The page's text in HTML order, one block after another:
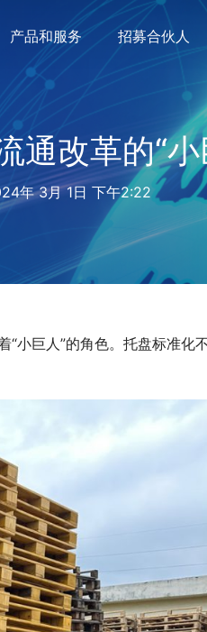
产品和服务 招募合伙人
通改革的“小
年 3月 1日 下午2:22
小巨人”的角色。托盘标准化